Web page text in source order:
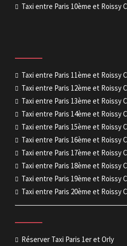
Taxi entre Paris 10ème et Roissy
Taxi entre Paris 11ème et Roissy
Taxi entre Paris 12ème et Roissy
Taxi entre Paris 13ème et Roissy
Taxi entre Paris 14ème et Roissy
Taxi entre Paris 15ème et Roissy
Taxi entre Paris 16ème et Roissy
Taxi entre Paris 17ème et Roissy
Taxi entre Paris 18ème et Roissy
Taxi entre Paris 19ème et Roissy
Taxi entre Paris 20ème et Roissy
Réserver Taxi Paris 1er et Orly